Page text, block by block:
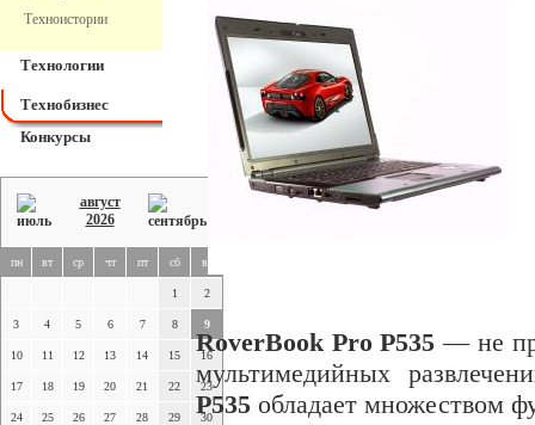
Техноистории
Технологии
Технобизнес
Конкурсы
август
2026
пн вт ср чт пт сб вс
1 2
3 4 5 6 7 8 9
10 11 12 13 14 15 16
17 18 19 20 21 22 23
24 25 26 27 28 29 30
RoverBook Pro P535 — не
мультимедийных
P535 обладает множеством